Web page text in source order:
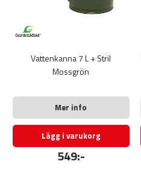
Vattenkanna 7 L + Stril
Mossgrön
Mer info
Lägg i varukorg
549:-